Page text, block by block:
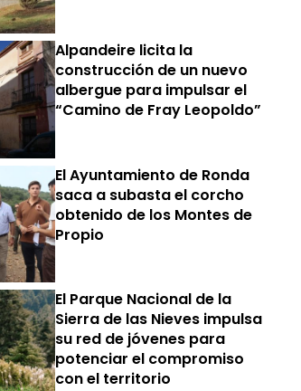
Alpandeire licita la
construcción de un nuevo
albergue para impulsar el
“Camino de Fray Leopoldo”
El Ayuntamiento de Ronda
saca a subasta el corcho
obtenido de los Montes de
Propio
El Parque Nacional de la
Sierra de las Nieves impulsa
su red de jóvenes para
potenciar el compromiso
con el territorio